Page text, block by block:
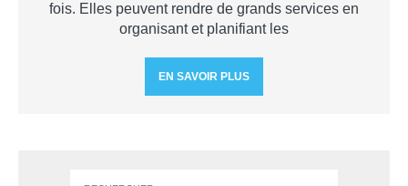
fois. Elles peuvent rendre de grands services en
organisant et planifiant les
EN SAVOIR PLUS